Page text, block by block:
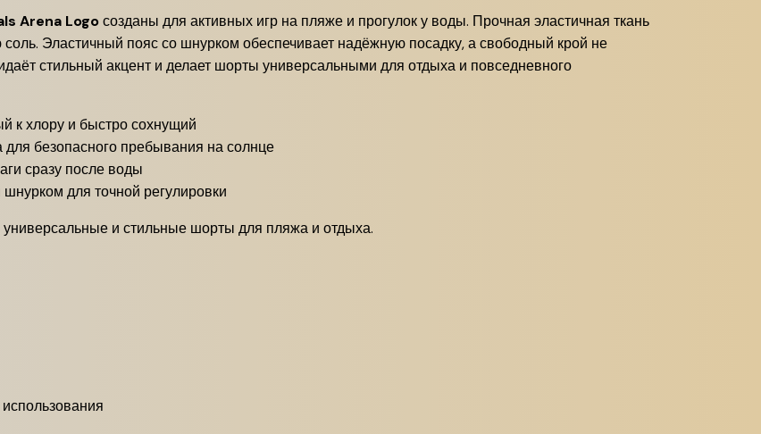
Arena Logoсозданы для активных игр на пляже и прогулок у воды. Прочная эластичная ткань
Эластичный пояс со шнурком обеспечивает надёжную посадку, а свободный крой не
стильный акцент и делает шорты универсальными для отдыха и повседневного
к хлору и быстро сохнущий
безопасного пребывания на солнце
сразу после воды
для точной регулировки
и стильные шорты для пляжа и отдыха.